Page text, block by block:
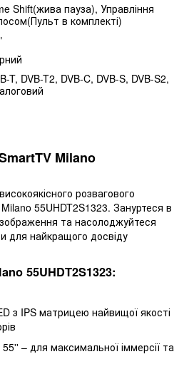
Shift(жива пауза), Управління
в комплекті)
T, DVB-T2, DVB-C, DVB-S, DVB-S2,
Milano
розвагового
55UHDT2S1323. Зануртеся в
та насолоджуйтеся
для найкращого досвіду
55UHDT2S1323:
з IPS матрицею найвищої якості
– для максимальної іммерсії та